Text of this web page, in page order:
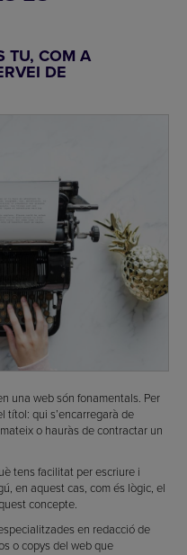
TU, COM A
DE
una web són fonamentals. Per
títol: qui s’encarregarà de
o hauràs de contractar un
tens facilitat per escriure i
en aquest cas, com és lògic, el
concepte.
en redacció de
o copys del web que